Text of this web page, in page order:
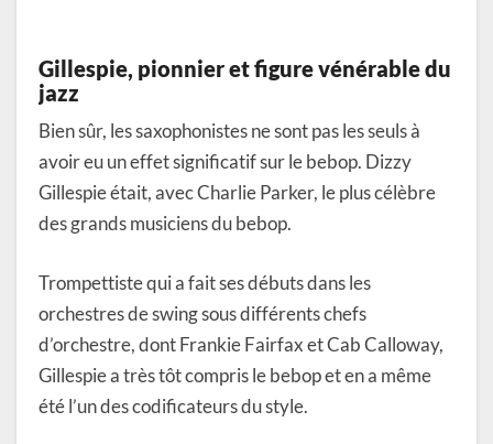
Gillespie, pionnier et figure vénérable du
jazz
Bien sûr, les saxophonistes ne sont pas les seuls à
avoir eu un effet significatif sur le bebop. Dizzy
Gillespie était, avec Charlie Parker, le plus célèbre
des grands musiciens du bebop.
Trompettiste qui a fait ses débuts dans les
orchestres de swing sous différents chefs
d’orchestre, dont Frankie Fairfax et Cab Calloway,
Gillespie a très tôt compris le bebop et en a même
été l’un des codificateurs du style.